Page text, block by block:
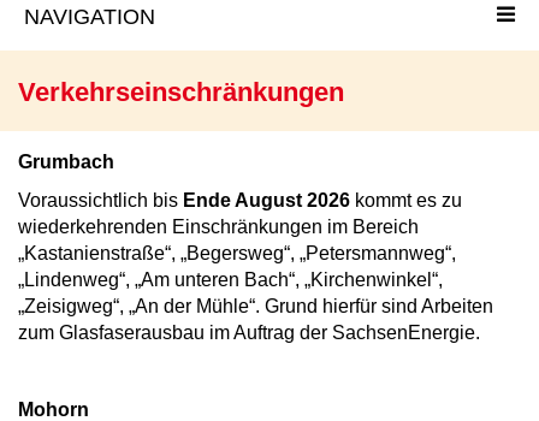
Verkehrseinschränkungen
Grumbach
Voraussichtlich bis Ende August 2026 kommt es zu
wiederkehrenden Einschränkungen im Bereich
„Kastanienstraße“, „Begersweg“, „Petersmannweg“,
„Lindenweg“, „Am unteren Bach“, „Kirchenwinkel“,
„Zeisigweg“, „An der Mühle“. Grund hierfür sind Arbeiten
zum Glasfaserausbau im Auftrag der SachsenEnergie.
Mohorn